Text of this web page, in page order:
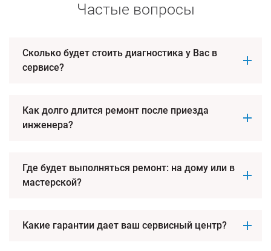
Частые вопросы
Сколько будет стоить диагностика у Вас в
сервисе?
Как долго длится ремонт после приезда
инженера?
Где будет выполняться ремонт: на дому или в
мастерской?
Какие гарантии дает ваш сервисный центр?